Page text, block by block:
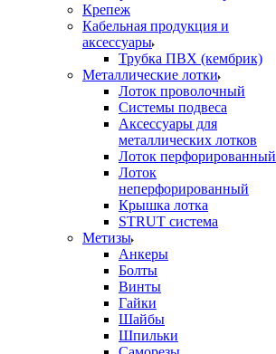
Крепеж
Кабельная продукция и
аксессуары
Трубка ПВХ (кембрик)
Металлические лотки
Лоток проволочный
Системы подвеса
Аксессуары для
металлических лотков
Лоток перфорированный
Лоток
неперфорированный
Крышка лотка
STRUT система
Метизы
Анкеры
Болты
Винты
Гайки
Шайбы
Шпильки